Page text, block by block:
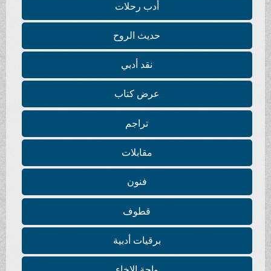
أدب رحلات
حديث الروح
نقد أدبي
عرض كتاب
تراجم
مقابلات
فنون
قطوف
برقيات أدبية